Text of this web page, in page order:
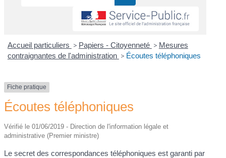
Accueil particuliers > Papiers - Citoyenneté > Mesures
contraignantes de l'administration > Écoutes téléphoniques
Fiche pratique
Écoutes téléphoniques
Vérifié le 01/06/2019 - Direction de l'information légale et
administrative (Premier ministre)
Le secret des correspondances téléphoniques est garanti par